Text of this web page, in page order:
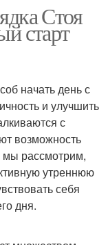
Стоя
старт
начать день с
и улучшить
с
возможность
мы рассмотрим,
утреннюю
себя
дня.